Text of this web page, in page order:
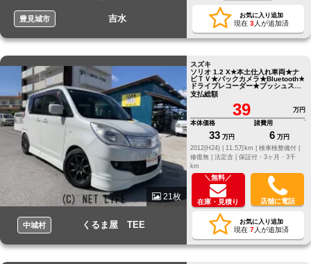
豊見城市 吉水 お気に入り追加
現在 3人が追加済
21枚
中城村 くるま屋 TEE
スズキ
ソリオ 1.2 X★本土仕入れ車両★ナ
ビＴＶ★バックカメラ★Bluetooth★
ドライブレコーダー★プッシュスタ
ート★スマートキー二個
支払総額
39
万円
本体価格
33 万円
諸費用
6 万円
2012(H24) |
11.5万km |
検車検整備付 |
修復無 | 法定含 | 保証付・3ヶ月・3千
km
＼無料／
在庫・見積り 店舗に電話
お気に入り追加
現在 7人が追加済